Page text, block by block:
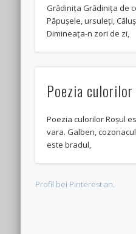
Grădinița Grădinița de
Păpușele, ursuleți,
Dimineața-n zori de zi,
Poezia culorilor
Poezia culorilor Roșul
vara. Galben,
este bradul,
Profil bei Pinterest an.